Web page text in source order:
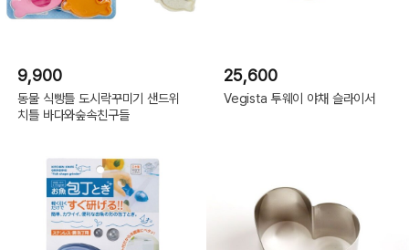
9,900
동물 식빵틀 도시락꾸미기 샌드위
치틀 바다와숲속친구들
25,600
Vegista 투웨이 야채 슬라이서